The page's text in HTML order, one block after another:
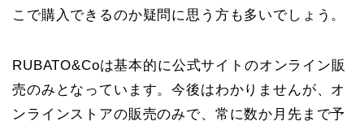
こで購入できるのか疑問に思う方も多いでしょう。
RUBATO&Coは基本的に公式サイトのオンライン販
売のみとなっています。今後はわかりませんが、オ
ンラインストアの販売のみで、常に数か月先まで予